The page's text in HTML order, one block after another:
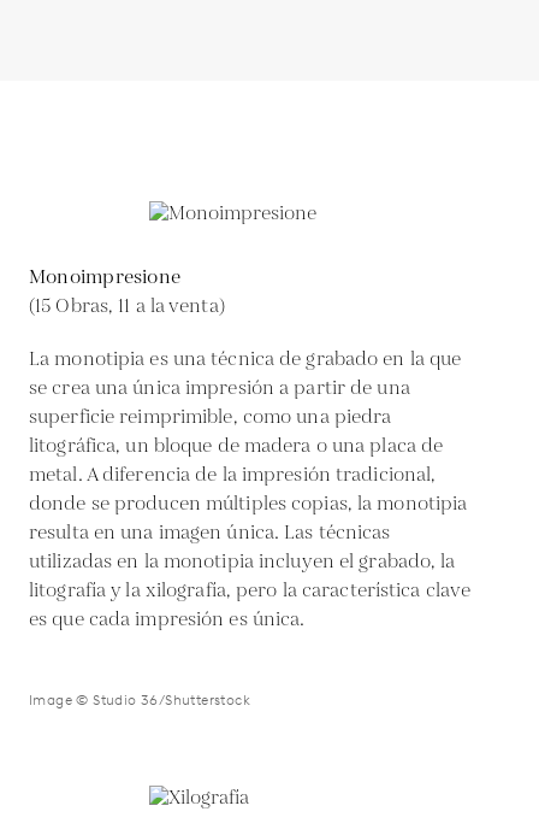
Monoimpresione
(15 Obras, 11 a la venta)
La monotipia es una técnica de grabado en la que
se crea una única impresión a partir de una
superficie reimprimible, como una piedra
litográfica, un bloque de madera o una placa de
metal. A diferencia de la impresión tradicional,
donde se producen múltiples copias, la monotipia
resulta en una imagen única. Las técnicas
utilizadas en la monotipia incluyen el grabado, la
litografía y la xilografía, pero la característica clave
es que cada impresión es única.
Image © Studio 36/Shutterstock